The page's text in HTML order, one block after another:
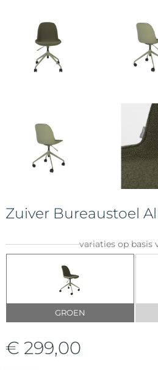
Zuiver Bureaustoel
variaties op basis
GROEN
€ 299,00